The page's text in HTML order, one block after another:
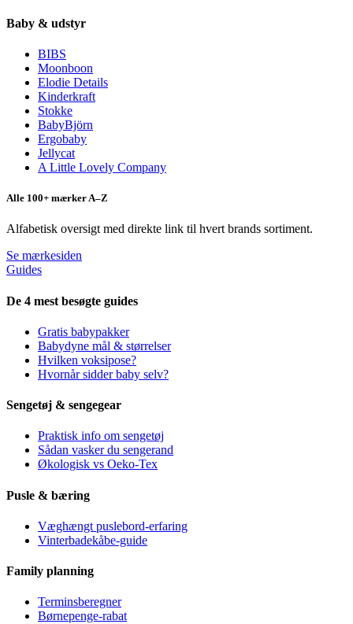
Baby & udstyr
BIBS
Moonboon
Elodie Details
Kinderkraft
Stokke
BabyBjörn
Ergobaby
Jellycat
A Little Lovely Company
Alle 100+ mærker A–Z
Alfabetisk oversigt med direkte link til hvert brands sortiment.
Se mærkesiden
Guides
De 4 mest besøgte guides
Gratis babypakker
Babydyne mål & størrelser
Hvilken voksipose?
Hvornår sidder baby selv?
Sengetøj & sengegear
Praktisk info om sengetøj
Sådan vasker du sengerand
Økologisk vs Oeko-Tex
Pusle & bæring
Væghængt puslebord-erfaring
Vinterbadekåbe-guide
Family planning
Terminsberegner
Børnepenge-rabat